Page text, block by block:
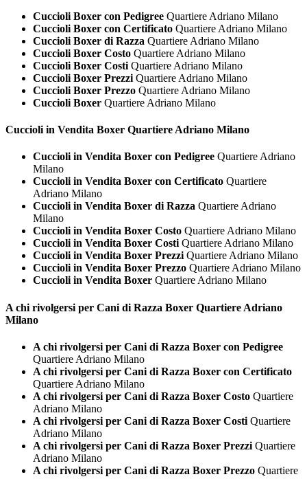
Cuccioli Boxer con Pedigree Quartiere Adriano Milano
Cuccioli Boxer con Certificato Quartiere Adriano Milano
Cuccioli Boxer di Razza Quartiere Adriano Milano
Cuccioli Boxer Costo Quartiere Adriano Milano
Cuccioli Boxer Costi Quartiere Adriano Milano
Cuccioli Boxer Prezzi Quartiere Adriano Milano
Cuccioli Boxer Prezzo Quartiere Adriano Milano
Cuccioli Boxer Quartiere Adriano Milano
Cuccioli in Vendita Boxer Quartiere Adriano Milano
Cuccioli in Vendita Boxer con Pedigree Quartiere Adriano
Milano
Cuccioli in Vendita Boxer con Certificato Quartiere
Adriano Milano
Cuccioli in Vendita Boxer di Razza Quartiere Adriano
Milano
Cuccioli in Vendita Boxer Costo Quartiere Adriano Milano
Cuccioli in Vendita Boxer Costi Quartiere Adriano Milano
Cuccioli in Vendita Boxer Prezzi Quartiere Adriano Milano
Cuccioli in Vendita Boxer Prezzo Quartiere Adriano Milano
Cuccioli in Vendita Boxer Quartiere Adriano Milano
A chi rivolgersi per Cani di Razza Boxer Quartiere Adriano
Milano
A chi rivolgersi per Cani di Razza Boxer con Pedigree
Quartiere Adriano Milano
A chi rivolgersi per Cani di Razza Boxer con Certificato
Quartiere Adriano Milano
A chi rivolgersi per Cani di Razza Boxer Costo Quartiere
Adriano Milano
A chi rivolgersi per Cani di Razza Boxer Costi Quartiere
Adriano Milano
A chi rivolgersi per Cani di Razza Boxer Prezzi Quartiere
Adriano Milano
A chi rivolgersi per Cani di Razza Boxer Prezzo Quartiere